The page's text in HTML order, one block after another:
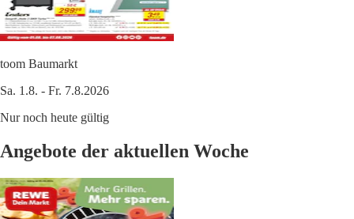
toom Baumarkt
Sa. 1.8. - Fr. 7.8.2026
Nur noch heute gültig
Angebote der aktuellen Woche